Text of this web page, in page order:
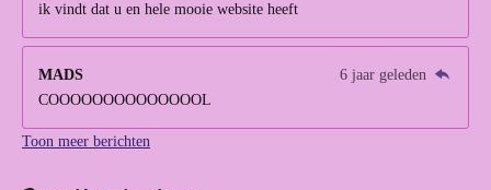
ik vindt dat u en hele mooie website heeft
MADS
6 jaar geleden
COOOOOOOOOOOOOOL
Toon meer berichten